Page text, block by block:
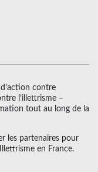
contre
l’illettrisme –
tout au long de la
les partenaires pour
en France.